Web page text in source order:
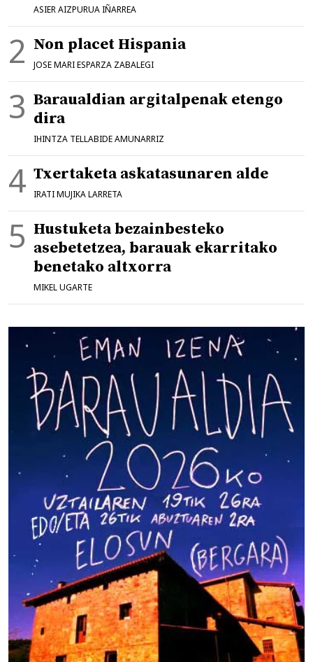
ASIER AIZPURUA IÑARREA
Non placet Hispania
JOSE MARI ESPARZA ZABALEGI
Baraualdian argitalpenak etengo
dira
IHINTZA TELLABIDE AMUNARRIZ
Txertaketa askatasunaren alde
IRATI MUJIKA LARRETA
Hustuketa bezainbesteko
asebetetzea, barauak ekarritako
benetako altxorra
MIKEL UGARTE